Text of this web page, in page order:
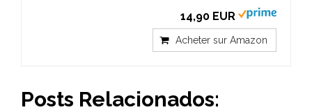
14,90 EUR
Acheter sur Amazon
Posts Relacionados: